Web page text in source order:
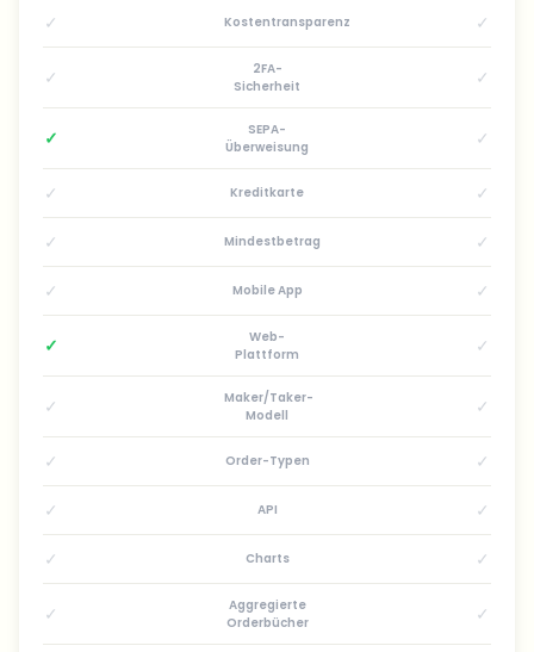
✓ Kostentransparenz ✓
✓
2FA-
Sicherheit
✓
✓
SEPA-
Überweisung
✓
✓ Kreditkarte ✓
✓ Mindestbetrag ✓
✓ Mobile App ✓
✓
Web-
Plattform
✓
✓
Maker/Taker-
Modell
✓
✓ Order-Typen ✓
✓ API ✓
✓ Charts ✓
✓
Aggregierte
Orderbücher
✓